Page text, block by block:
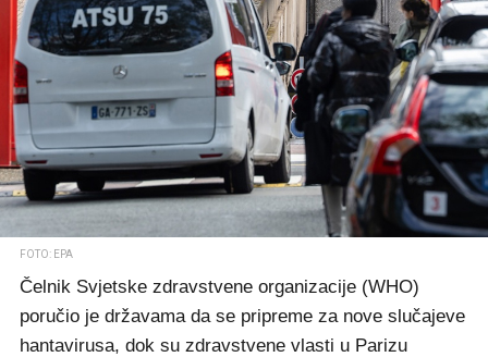
FOTO: EPA
Čelnik Svjetske zdravstvene organizacije (WHO)
poručio je državama da se pripreme za nove slučajeve
hantavirusa, dok su zdravstvene vlasti u Parizu